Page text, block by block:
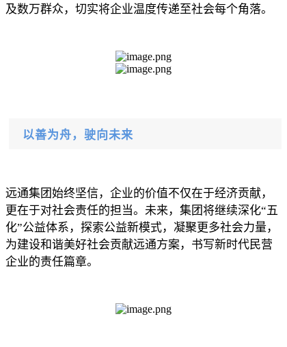
及数万群众，切实将企业温度传递至社会每个角落。
以善为舟，驶向未来
远通集团始终坚信，企业的价值不仅在于经济贡献，
更在于对社会责任的担当。未来，集团将继续深化“五
化”公益体系，探索公益新模式，凝聚更多社会力量，
为建设和谐美好社会贡献远通方案，书写新时代民营
企业的责任篇章。